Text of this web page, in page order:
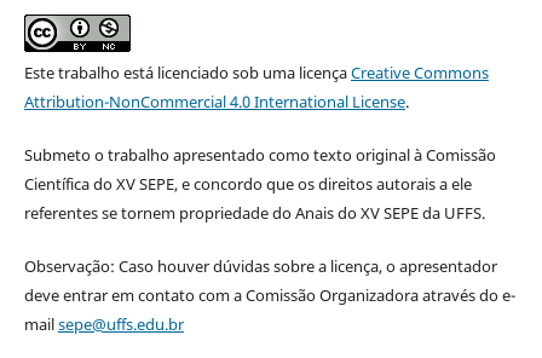
Este trabalho está licenciado sob uma licençaCreative Commons
Attribution-NonCommercial 4.0 International License.
Submeto o trabalho apresentado como texto original à Comissão
Científica do XV SEPE, e concordo que os direitos autorais a ele
referentes se tornem propriedade do Anais do XV SEPE da UFFS.
Observação: Caso houver dúvidas sobre a licença, o apresentador
deve entrar em contato com a Comissão Organizadora através do e-
mailsepe@uffs.edu.br